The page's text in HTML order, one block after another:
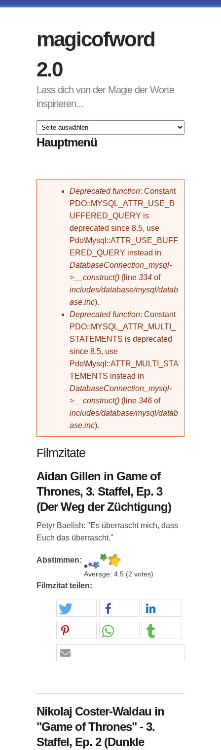
magicofword
2.0
Lass dich von der Magie der Worte
inspirieren...
Hauptmenü
Fehlermeldung
Deprecated function: Constant
PDO::MYSQL_ATTR_USE_B
UFFERED_QUERY is
deprecated since 8.5, use
Pdo\Mysql::ATTR_USE_BUFF
ERED_QUERY instead in
DatabaseConnection_mysql-
>__construct() (line 334 of
includes/database/mysql/datab
ase.inc).
Deprecated function: Constant
PDO::MYSQL_ATTR_MULTI_
STATEMENTS is deprecated
since 8.5, use
Pdo\Mysql::ATTR_MULTI_STA
TEMENTS instead in
DatabaseConnection_mysql-
>__construct() (line 346 of
includes/database/mysql/datab
ase.inc).
Filmzitate
Aidan Gillen in Game of
Thrones, 3. Staffel, Ep. 3
(Der Weg der Züchtigung)
Petyr Baelish: "Es überrascht mich, dass
Euch das überrascht."
Abstimmen:
Average: 4.5 (2 votes)
Filmzitat teilen:
Nikolaj Coster-Waldau in
"Game of Thrones" - 3.
Staffel, Ep. 2 (Dunkle